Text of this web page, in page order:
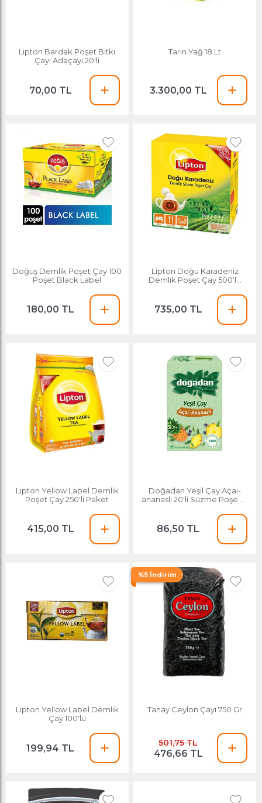
Lipton Bardak Poşet Bitki
Çayı Adaçayı 20'li
70,00 TL
Tarin Yağ 18 Lt
3.300,00 TL
Doğuş Demlik Poşet Çay 100
Poşet Black Label
180,00 TL
Lipton Doğu Karadeniz
Demlik Poşet Çay 500'lü
735,00 TL
Lipton Yellow Label Demlik
Poşet Çay 250'li Paket
415,00 TL
Doğadan Yeşil Çay Açai-
ananaslı 20'li Süzme Poşet X
86,50 TL
Lipton Yellow Label Demlik
Çay 100'lü
199,94 TL
%5 İndirim
Tanay Ceylon Çayı 750 Gr
501,75 TL
476,66 TL